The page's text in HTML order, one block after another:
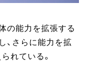
の能力を拡張する
、さらに能力を拡
れている。